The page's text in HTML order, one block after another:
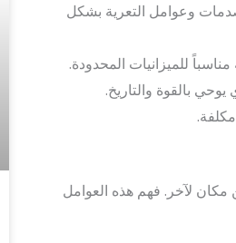
وعوامل التعرية بشكل
للميزانيات المحدودة.
بالقوة والتاريخ.
مكان لآخر. فهم هذه العوامل